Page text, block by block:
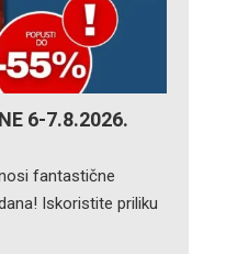
6-7.8.2026.
fantastične
Iskoristite priliku